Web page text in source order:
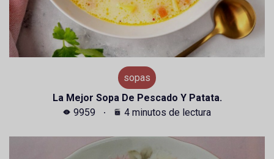
sopas
La Mejor Sopa De Pescado Y Patata.
9959
4 minutos de lectura